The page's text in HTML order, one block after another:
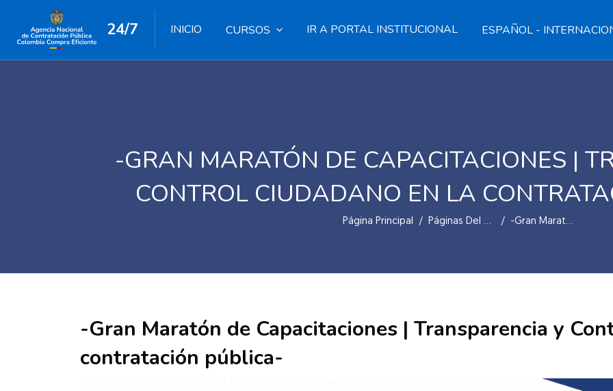
24/7 INICIO CURSOS IR A PORTAL INSTITUCIONAL ESPAÑOL -
-GRAN MARATÓN DE CAPACITACIONES |
CONTROL CIUDADANO EN LA
Página Principal Páginas Del Sitio -Gran Maratón De Capacitaciones | Transparencia Y Control Ciudadano En La Contratación Pública-
-Gran Maratón de Capacitaciones | Transparencia y
contratación pública-